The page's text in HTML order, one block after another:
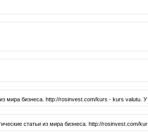
мира бизнеса. http://rosinvest.com/kurs - kurs valutu.
статьи из мира бизнеса. http://rosinvest.com/